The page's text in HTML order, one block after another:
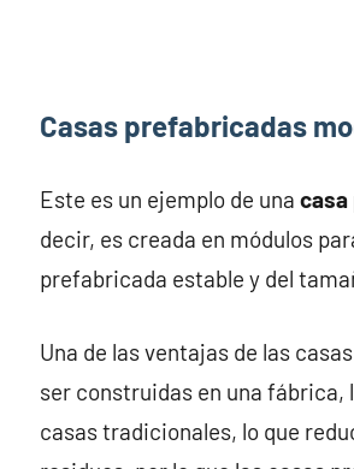
Casas prefabricadas
Este es un ejemplo de una casa
decir, es creada en módulos
prefabricada estable y del
Una de las ventajas de las
ser construidas en una fábrica,
casas tradicionales, lo que